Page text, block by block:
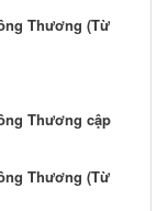
Thương (Từ
Thương cập
Thương (Từ